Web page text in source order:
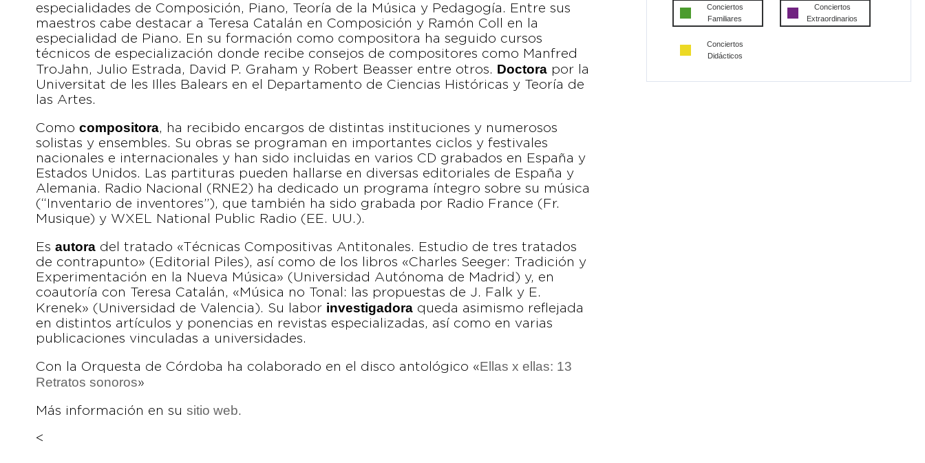
especialidades de Composición, Piano, Teoría de la Música y Pedagogía. Entre sus
maestros cabe destacar a Teresa Catalán en Composición y Ramón Coll en la
especialidad de Piano. En su formación como compositora ha seguido cursos
técnicos de especialización donde recibe consejos de compositores como Manfred
TroJahn, Julio Estrada, David P. Graham y Robert Beasser entre otros. Doctora por la
Universitat de les Illes Balears en el Departamento de Ciencias Históricas y Teoría de
las Artes.
Como compositora, ha recibido encargos de distintas instituciones y numerosos
solistas y ensembles. Su obras se programan en importantes ciclos y festivales
nacionales e internacionales y han sido incluidas en varios CD grabados en España y
Estados Unidos. Las partituras pueden hallarse en diversas editoriales de España y
Alemania. Radio Nacional (RNE2) ha dedicado un programa íntegro sobre su música
(“Inventario de inventores”), que también ha sido grabada por Radio France (Fr.
Musique) y WXEL National Public Radio (EE. UU.).
Es autora del tratado «Técnicas Compositivas Antitonales. Estudio de tres tratados
de contrapunto» (Editorial Piles), así como de los libros «Charles Seeger: Tradición y
Experimentación en la Nueva Música» (Universidad Autónoma de Madrid) y, en
coautoría con Teresa Catalán, «Música no Tonal: las propuestas de J. Falk y E.
Krenek» (Universidad de Valencia). Su labor investigadora queda asimismo reflejada
en distintos artículos y ponencias en revistas especializadas, así como en varias
publicaciones vinculadas a universidades.
Con la Orquesta de Córdoba ha colaborado en el disco antológico «Ellas x ellas: 13
Retratos sonoros»
Más información en su sitio web.
<
Conciertos
Familiares
Conciertos
Extraordinarios
Conciertos
Didácticos